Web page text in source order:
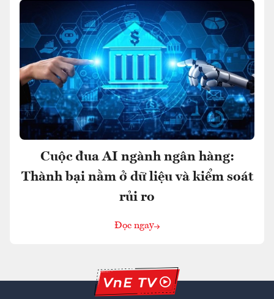
Cuộc đua AI ngành ngân hàng:
Thành bại nằm ở dữ liệu và kiểm soát
rủi ro
Đọc ngay